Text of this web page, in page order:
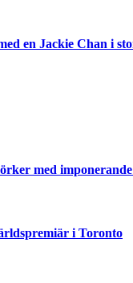
en Jackie Chan i
med
i Toronto